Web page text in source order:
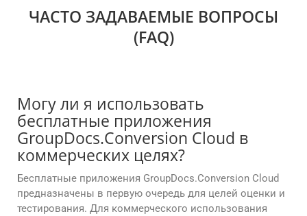
ЧАСТО ЗАДАВАЕМЫЕ ВОПРОСЫ
(FAQ)
Могу ли я использовать
бесплатные приложения
GroupDocs.Conversion Cloud в
коммерческих целях?
Бесплатные приложения GroupDocs.Conversion Cloud
предназначены в первую очередь для целей оценки и
тестирования. Для коммерческого использования